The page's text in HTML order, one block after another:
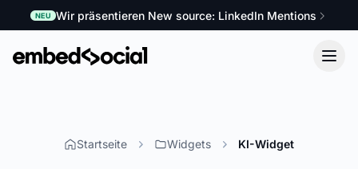
NEU Wir präsentieren New source: LinkedIn Mentions
Startseite Widgets KI-Widget